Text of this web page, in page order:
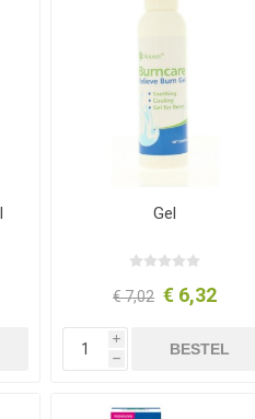
Gel
€ 7,02 € 6,32
i
h
BESTEL